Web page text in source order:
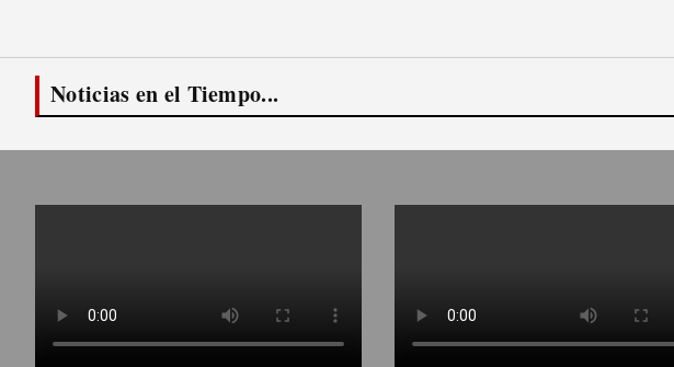
Noticias en el Tiempo...